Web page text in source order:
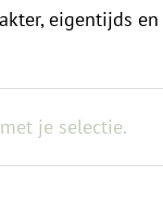
eigentijds
je selectie.